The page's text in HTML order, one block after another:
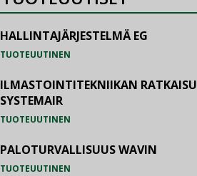
HALLINTAJÄRJESTELMÄ EG
TUOTEUUTINEN
ILMASTOINTITEKNIIKAN RATKAISU
SYSTEMAIR
TUOTEUUTINEN
PALOTURVALLISUUS WAVIN
TUOTEUUTINEN